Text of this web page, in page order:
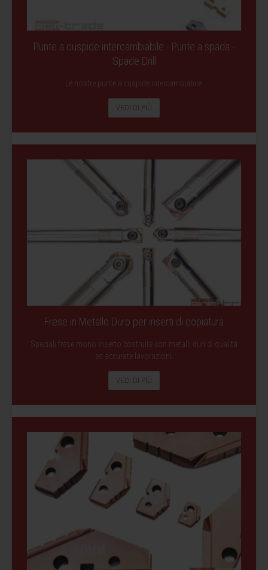
Punte a cuspide intercambiabile - Punte a spada -
Spade Drill
Le nostre punte a cuspide intercambiabile.
VEDI DI PIÙ
Frese in Metallo Duro per inserti di copiatura
Speciali frese mono inserto costruite con metalli duri di qualità
ed accurate lavorazioni.
VEDI DI PIÙ